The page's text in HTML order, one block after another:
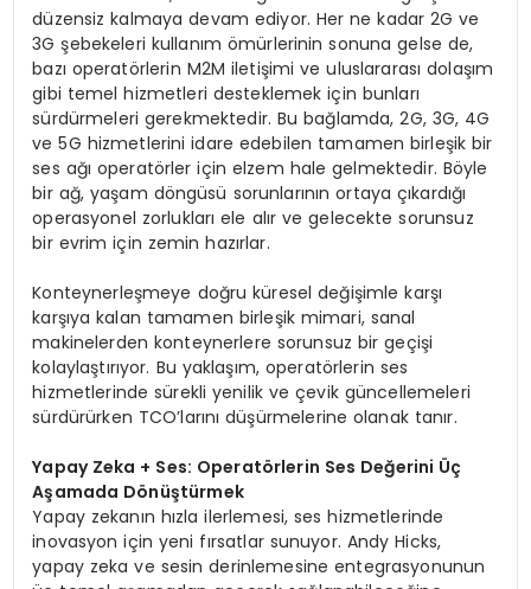
düzensiz kalmaya devam ediyor. Her ne kadar 2G ve
3G şebekeleri kullanım ömürlerinin sonuna gelse de,
bazı operatörlerin M2M iletişimi ve uluslararası dolaşım
gibi temel hizmetleri desteklemek için bunları
sürdürmeleri gerekmektedir. Bu bağlamda, 2G, 3G, 4G
ve 5G hizmetlerini idare edebilen tamamen birleşik bir
ses ağı operatörler için elzem hale gelmektedir. Böyle
bir ağ, yaşam döngüsü sorunlarının ortaya çıkardığı
operasyonel zorlukları ele alır ve gelecekte sorunsuz
bir evrim için zemin hazırlar.
Konteynerleşmeye doğru küresel değişimle karşı
karşıya kalan tamamen birleşik mimari, sanal
makinelerden konteynerlere sorunsuz bir geçişi
kolaylaştırıyor. Bu yaklaşım, operatörlerin ses
hizmetlerinde sürekli yenilik ve çevik güncellemeleri
sürdürürken TCO’larını düşürmelerine olanak tanır.
Yapay Zeka + Ses: Operatörlerin Ses Değerini Üç
Aşamada Dönüştürmek
Yapay zekanın hızla ilerlemesi, ses hizmetlerinde
inovasyon için yeni fırsatlar sunuyor. Andy Hicks,
yapay zeka ve sesin derinlemesine entegrasyonunun